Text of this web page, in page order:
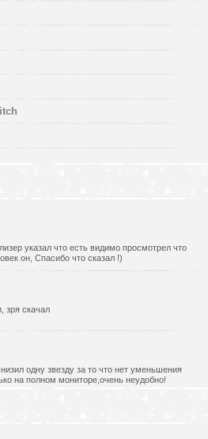
указал что есть видимо просмотрел что
он, Спасибо что сказал !)
зря скачал
одну звезду за то что нет уменьшения
на полном мониторе,очень неудобно!